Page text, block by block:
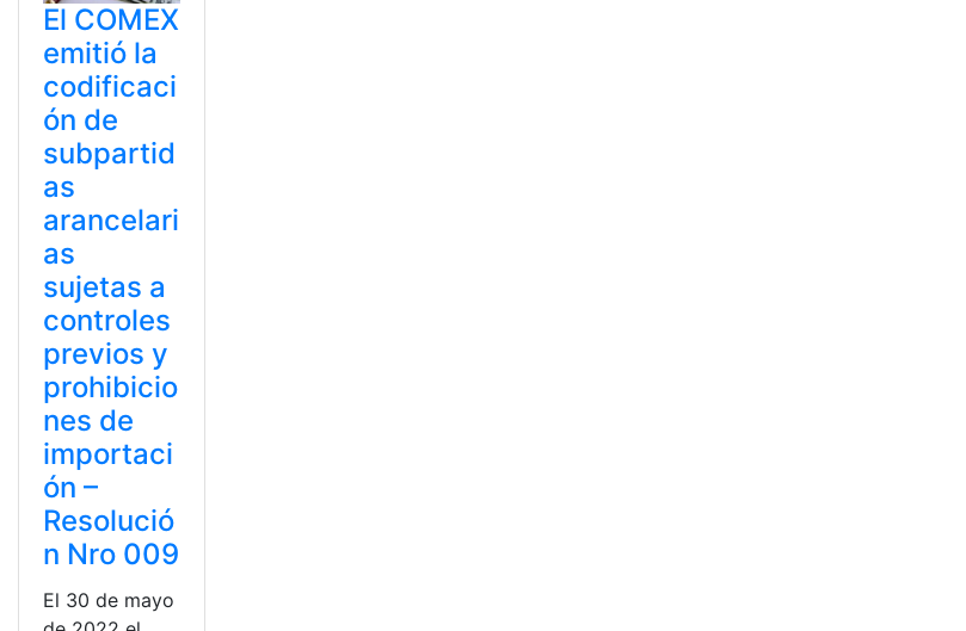
El COMEX
emitió la
codificaci
ón de
subpartid
as
arancelari
as
sujetas a
controles
previos y
prohibicio
nes de
importaci
ón –
Resolució
n Nro 009
El 30 de mayo